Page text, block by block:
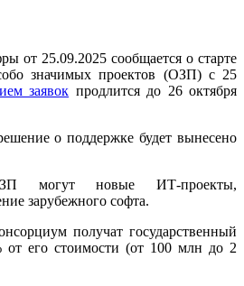
от 25.09.2025 сообщается о старте
значимых проектов (ОЗП) с 25
заявок продлится до 26 октября
о поддержке будет вынесено
могут новые ИТ-проекты,
зарубежного софта.
получат государственный
от его стоимости (от 100 млн до 2